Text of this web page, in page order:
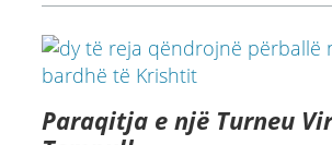
Paraqitja e një Turneu